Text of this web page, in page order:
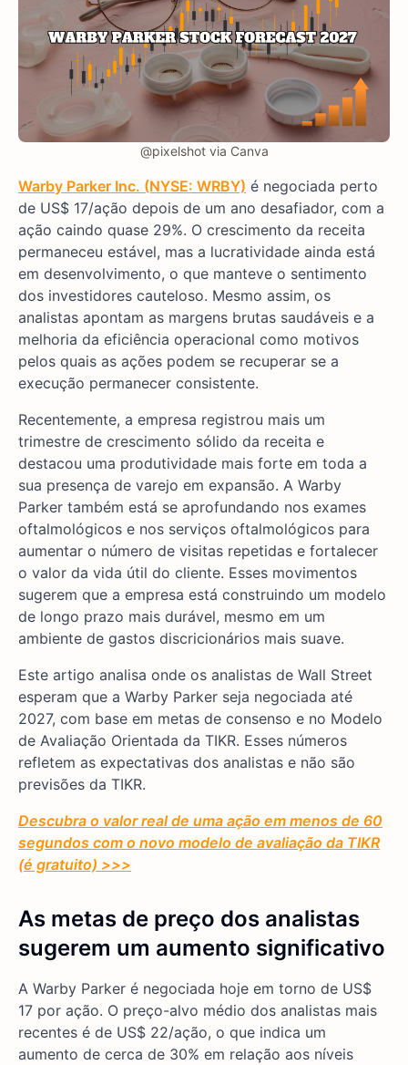
@pixelshot via Canva
Warby Parker Inc. (NYSE: WRBY) é negociada perto
de US$ 17/ação depois de um ano desafiador, com a
ação caindo quase 29%. O crescimento da receita
permaneceu estável, mas a lucratividade ainda está
em desenvolvimento, o que manteve o sentimento
dos investidores cauteloso. Mesmo assim, os
analistas apontam as margens brutas saudáveis e a
melhoria da eficiência operacional como motivos
pelos quais as ações podem se recuperar se a
execução permanecer consistente.
Recentemente, a empresa registrou mais um
trimestre de crescimento sólido da receita e
destacou uma produtividade mais forte em toda a
sua presença de varejo em expansão. A Warby
Parker também está se aprofundando nos exames
oftalmológicos e nos serviços oftalmológicos para
aumentar o número de visitas repetidas e fortalecer
o valor da vida útil do cliente. Esses movimentos
sugerem que a empresa está construindo um modelo
de longo prazo mais durável, mesmo em um
ambiente de gastos discricionários mais suave.
Este artigo analisa onde os analistas de Wall Street
esperam que a Warby Parker seja negociada até
2027, com base em metas de consenso e no Modelo
de Avaliação Orientada da TIKR. Esses números
refletem as expectativas dos analistas e não são
previsões da TIKR.
Descubra o valor real de uma ação em menos de 60
segundos com o novo modelo de avaliação da TIKR
(é gratuito) >>>
As metas de preço dos analistas
sugerem um aumento significativo
A Warby Parker é negociada hoje em torno de US$
17 por ação. O preço-alvo médio dos analistas mais
recentes é de US$ 22/ação, o que indica um
aumento de cerca de 30% em relação aos níveis